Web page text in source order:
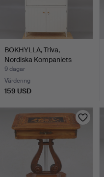
BOKHYLLA, Triva,
Nordiska Kompaniets
Verks…
9 dagar
Värdering
159 USD